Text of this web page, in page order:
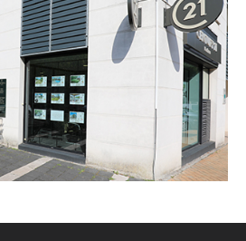
21 Kadima
Mitterrand
EN JALLES - 33160
Envoyer un message
Téléphoner à l'agence